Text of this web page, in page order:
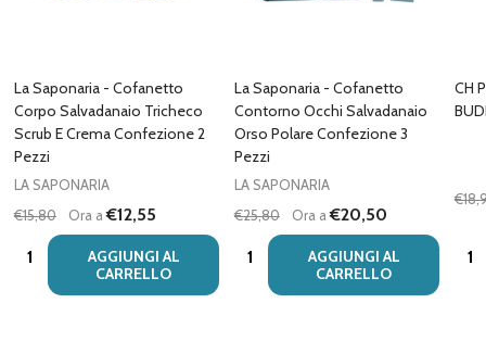
La Saponaria - Cofanetto
Corpo Salvadanaio Tricheco
Scrub E Crema Confezione 2
Pezzi
LA SAPONARIA
€15,80
Ora a€12,55
Quantità:
AGGIUNGI AL
CARRELLO
La Saponaria - Cofanetto
Contorno Occhi Salvadanaio
Orso Polare Confezione 3
Pezzi
LA SAPONARIA
€25,80
Ora a€20,50
Quantità:
AGGIUNGI AL
CARRELLO
CH